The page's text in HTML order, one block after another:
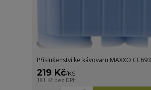
Příslušenství ke kávovaru MAXXO CC693
219 Kč/KS
181 Kč bez DPH